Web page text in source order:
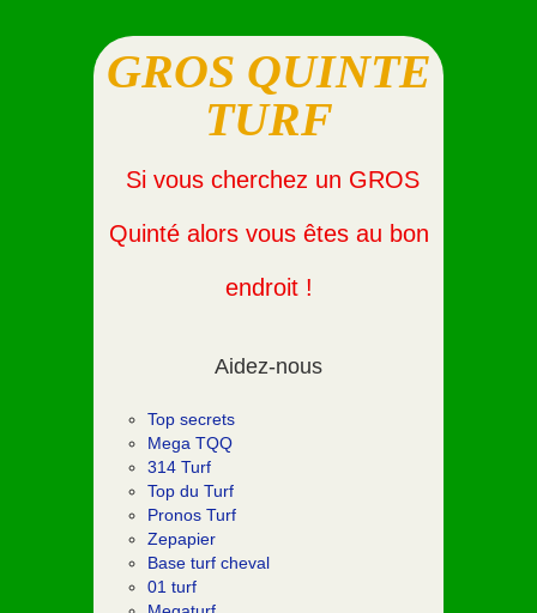
GROS QUINTE
TURF
Si vous cherchez un GROS
Quinté alors vous êtes au bon
endroit !
Aidez-nous
Top secrets
Mega TQQ
314 Turf
Top du Turf
Pronos Turf
Zepapier
Base turf cheval
01 turf